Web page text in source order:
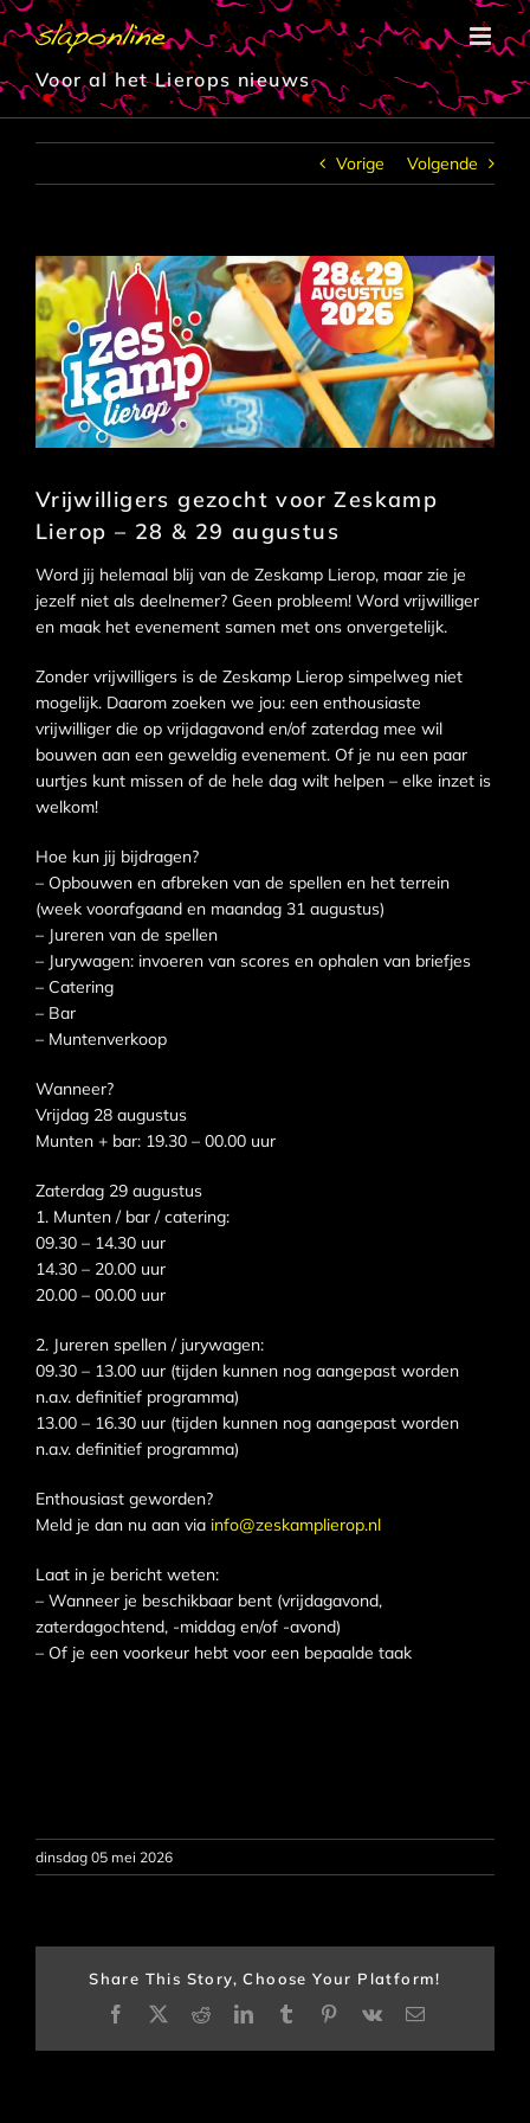
Ga
naar
inhoud
Voor al het Lierops nieuws
Vorige Volgende
Vrijwilligers gezocht voor Zeskamp
Lierop – 28 & 29 augustus
Word jij helemaal blij van de Zeskamp Lierop, maar zie je
jezelf niet als deelnemer? Geen probleem! Word vrijwilliger
en maak het evenement samen met ons onvergetelijk.
Zonder vrijwilligers is de Zeskamp Lierop simpelweg niet
mogelijk. Daarom zoeken we jou: een enthousiaste
vrijwilliger die op vrijdagavond en/of zaterdag mee wil
bouwen aan een geweldig evenement. Of je nu een paar
uurtjes kunt missen of de hele dag wilt helpen – elke inzet is
welkom!
Hoe kun jij bijdragen?
– Opbouwen en afbreken van de spellen en het terrein
(week voorafgaand en maandag 31 augustus)
– Jureren van de spellen
– Jurywagen: invoeren van scores en ophalen van briefjes
– Catering
– Bar
– Muntenverkoop
Wanneer?
Vrijdag 28 augustus
Munten + bar: 19.30 – 00.00 uur
Zaterdag 29 augustus
1. Munten / bar / catering:
09.30 – 14.30 uur
14.30 – 20.00 uur
20.00 – 00.00 uur
2. Jureren spellen / jurywagen:
09.30 – 13.00 uur (tijden kunnen nog aangepast worden
n.a.v. definitief programma)
13.00 – 16.30 uur (tijden kunnen nog aangepast worden
n.a.v. definitief programma)
Enthousiast geworden?
Meld je dan nu aan via info@zeskamplierop.nl
Laat in je bericht weten:
– Wanneer je beschikbaar bent (vrijdagavond,
zaterdagochtend, -middag en/of -avond)
– Of je een voorkeur hebt voor een bepaalde taak
dinsdag 05 mei 2026
Share This Story, Choose Your Platform!
Facebook
X RedditLinkedInTumblrPinterest
Vk
E-